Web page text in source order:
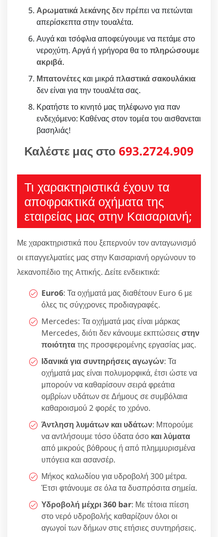
Αρωματικά λεκάνηςδεν πρέπει να πετώνται
απερίσκεπτα στην τουαλέτα.
Αυγά και τσόφλια αποφεύγουμε να πετάμε στο
νεροχύτη. Αργά ή γρήγορα θα τοπληρώσουμε
ακριβά.
Μπατονέτες και μικρά πλαστικά σακουλάκια
δεν είναι για την τουαλέτα σας.
Κρατήστε το κινητό μας τηλέφωνο για παν
ενδεχόμενο: Καθένας στον τομέα του αισθανεται
βασηλιάς!
Καλέστε μας στο 693.2724.909
Τι χαρακτηριστικά έχουν τα
αποφρακτικά οχήματα της
εταιρείας μας στην Καισαριανή;
Με χαρακτηριστικά που ξεπερνούν τον ανταγωνισμό
οι επαγγελματίες μας στην Καισαριανή οργώνουν το
λεκανοπέδιο της Αττικής. Δείτε ενδεικτικά:
Euro6: Τα οχήματά μας διαθέτουν Euro 6 με
όλες τις σύγχρονες προδιαγραφές.
Mercedes: Τα οχήματά μας είναι μάρκας
Mercedes, διότι δεν κάνουμε εκπτώσεις στην
ποιότητατης προσφερομένης εργασίας μας.
Ιδανικά για συντηρήσεις αγωγών: Τα
οχήματά μας είναι πολυμορφικά, έτσι ώστε να
μπορούν να καθαρίσουν σειρά φρεάτια
ομβρίων υδάτων σε Δήμους σε συμβόλαια
καθαροισμού 2 φορές το χρόνο.
Άντληση λυμάτων και υδάτων: Μπορούμε
να αντλήσουμε τόσο ύδατα όσο και λύματα
από μικρούς βόθρους ή από πλημμυρισμένα
υπόγεια και ασανσέρ.
Μήκος καλωδίου για υδροβολή 300 μέτρα.
Έτσι φτάνουμε σε όλα τα δυσπρόσιτα σημεία.
Υδροβολή μέχρι 360 bar: Με τέτοια πίεση
στο νερό υδροβολής καθαρίζουν όλοι οι
αγωγοί των δήμων στις ετήσιες συντηρήσεις.